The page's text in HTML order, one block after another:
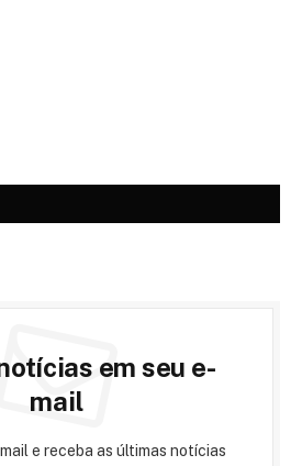
em seu e-
mail
e receba as últimas notícias